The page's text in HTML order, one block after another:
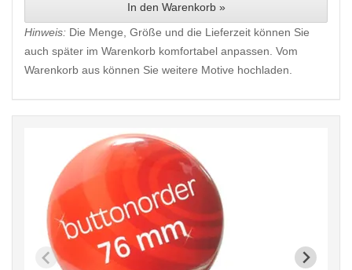
In den Warenkorb »
Hinweis: Die Menge, Größe und die Lieferzeit können Sie
auch später im Warenkorb komfortabel anpassen. Vom
Warenkorb aus können Sie weitere Motive hochladen.